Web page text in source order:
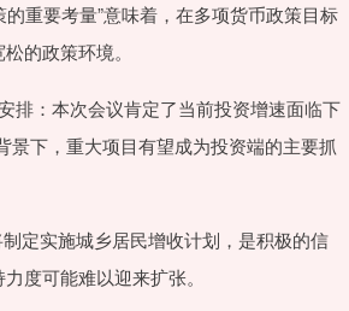
重要考量”意味着，在多项货币政策目标
的政策环境。
排：本次会议肯定了当前投资增速面临下
下，重大项目有望成为投资端的主要抓
定实施城乡居民增收计划，是积极的信
度可能难以迎来扩张。